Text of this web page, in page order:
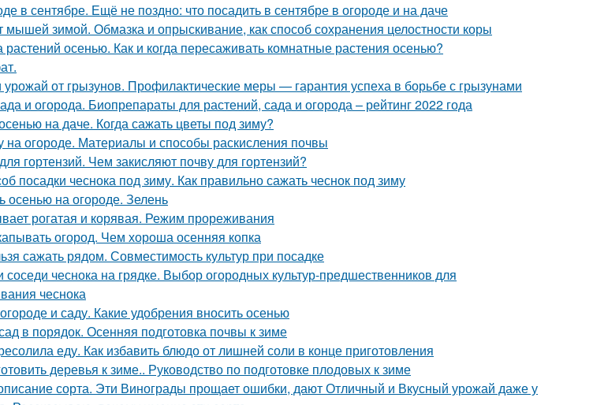
в сентябре. Ещё не поздно: что посадить в сентябре в огороде и на даче
мышей зимой. Обмазка и опрыскивание, как способ сохранения целостности коры
растений осенью. Как и когда пересаживать комнатные растения осенью?
урожай от грызунов. Профилактические меры — гарантия успеха в борьбе с грызунами
и огорода. Биопрепараты для растений, сада и огорода – рейтинг 2022 года
на даче. Когда сажать цветы под зиму?
на огороде. Материалы и способы раскисления почвы
гортензий. Чем закисляют почву для гортензий?
посадки чеснока под зиму. Как правильно сажать чеснок под зиму
осенью на огороде. Зелень
рогатая и корявая. Режим прореживания
огород. Чем хороша осенняя копка
сажать рядом. Совместимость культур при посадке
чеснока на грядке. Выбор огородных культур-предшественников для
чеснока
и саду. Какие удобрения вносить осенью
в порядок. Осенняя подготовка почвы к зиме
еду. Как избавить блюдо от лишней соли в конце приготовления
деревья к зиме.. Руководство по подготовке плодовых к зиме
сорта. Эти Винограды прощает ошибки, дают Отличный и Вкусный урожай даже у